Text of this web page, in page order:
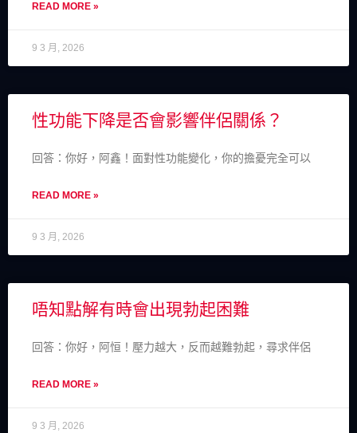
READ MORE »
9 3 月, 2026
性功能下降是否會影響伴侶關係？
回答：你好，阿鑫！面對性功能變化，你的擔憂完全可以
READ MORE »
9 3 月, 2026
唔知點解有時會出現勃起困難
回答：你好，阿恒！壓力越大，反而越難勃起，尋求伴侶
READ MORE »
9 3 月, 2026